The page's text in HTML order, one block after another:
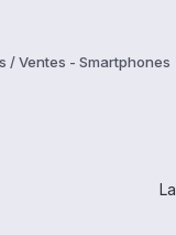
/ Ventes - Smartphones